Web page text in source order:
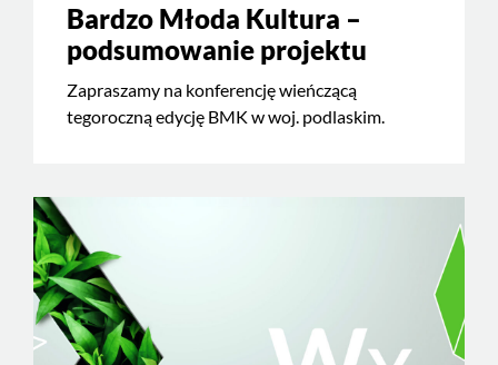
Bardzo Młoda Kultura –
podsumowanie projektu
Zapraszamy na konferencję wieńczącą
tegoroczną edycję BMK w woj. podlaskim.